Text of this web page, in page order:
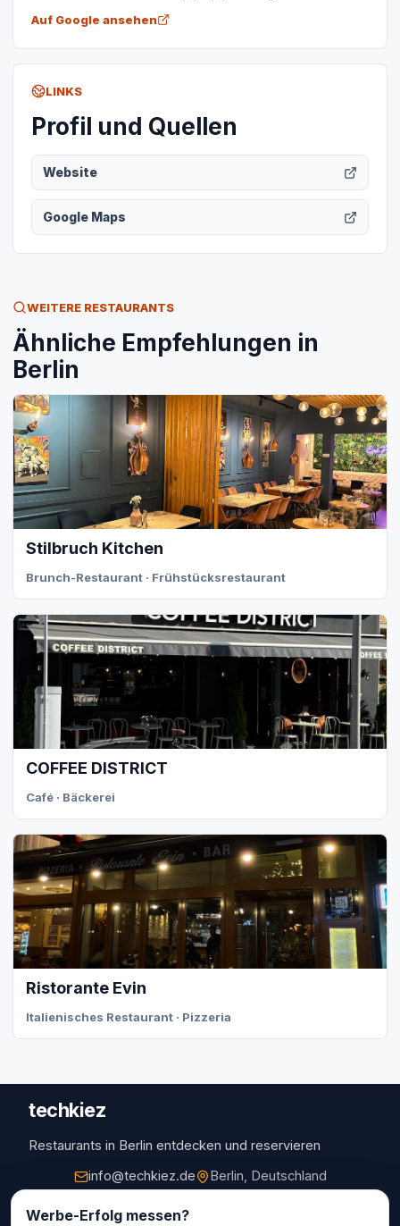
Auf Google ansehen
LINKS
Profil und Quellen
Website
Google Maps
WEITERE RESTAURANTS
Ähnliche Empfehlungen in
Berlin
Stilbruch Kitchen
Brunch-Restaurant · Frühstücksrestaurant
COFFEE DISTRICT
Café · Bäckerei
Ristorante Evin
Italienisches Restaurant · Pizzeria
techkiez
Restaurants in Berlin entdecken und reservieren
info@techkiez.de
Berlin, Deutschland
Restaurants
Werbe-Erfolg messen?